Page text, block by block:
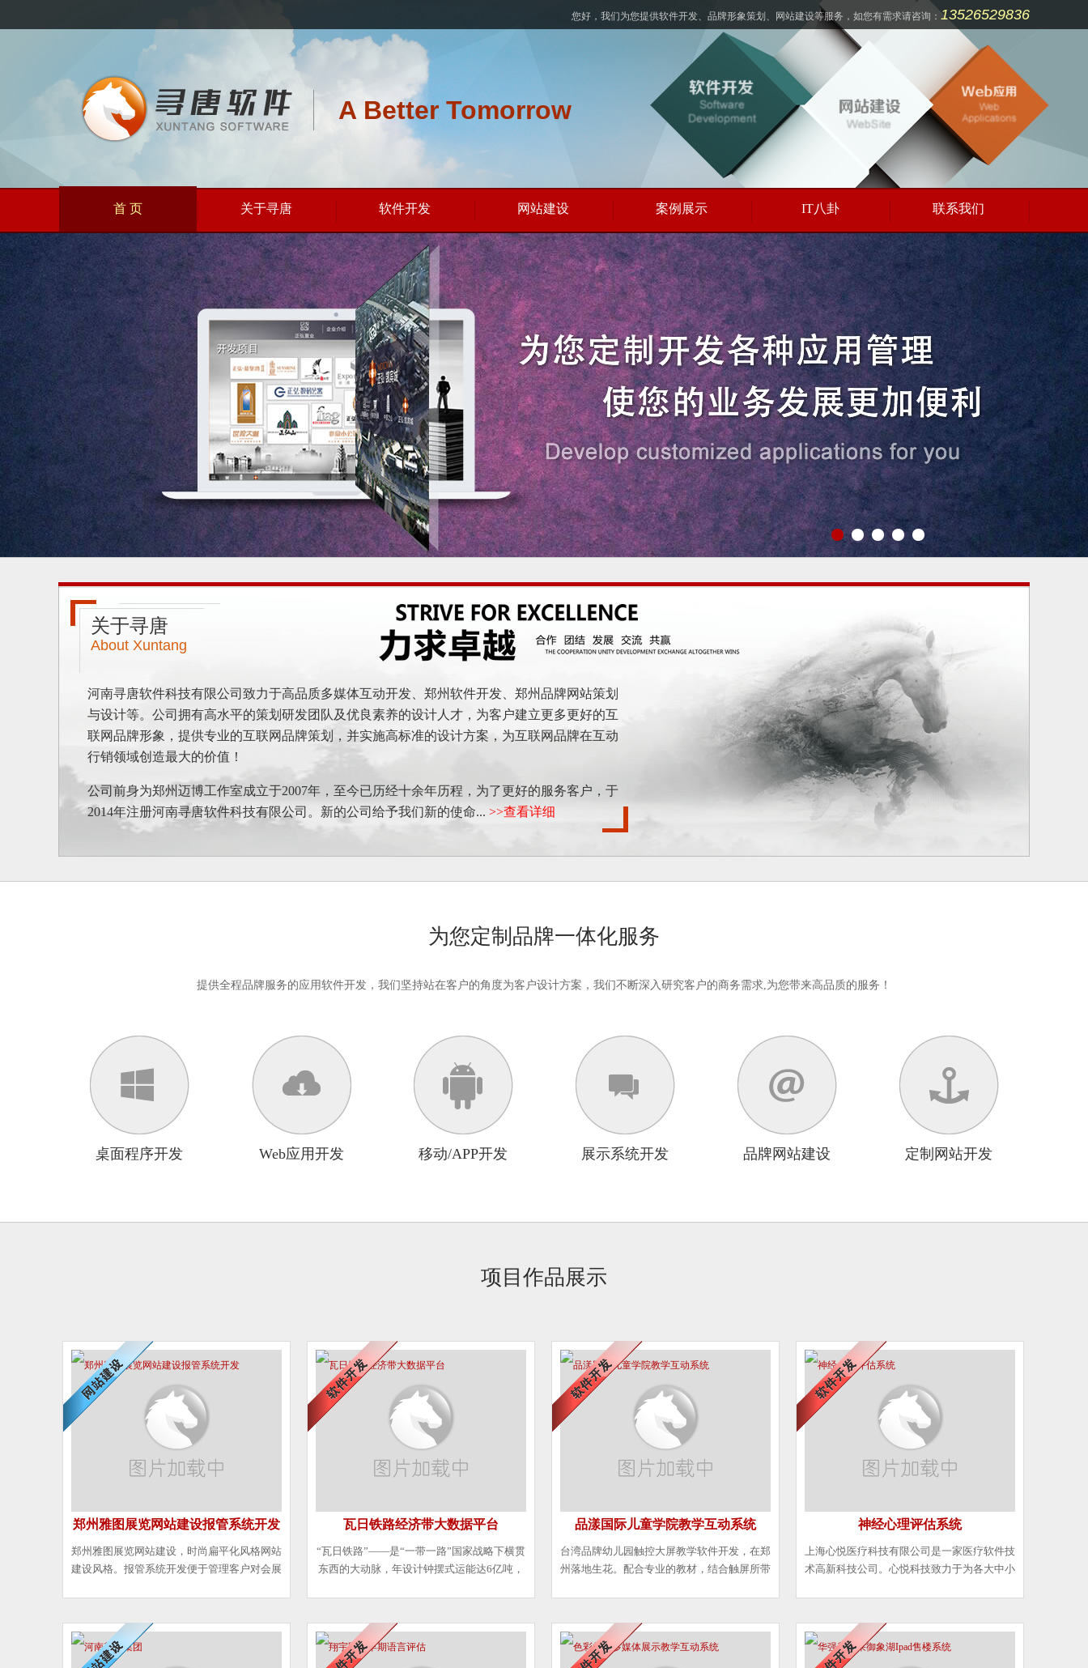
您好，我们为您提供软件开发、品牌形象策划、网站建设等服务，如您有需求请咨询： 13526529836
A Better Tomorrow
首 页 关于寻唐 软件开发 网站建设 案例展示 IT八卦 联系我们
关于寻唐
About Xuntang
河南寻唐软件科技有限公司致力于高品质多媒体互动开发、郑州软件开发、郑州品牌网站策划
与设计等。公司拥有高水平的策划研发团队及优良素养的设计人才，为客户建立更多更好的互
联网品牌形象，提供专业的互联网品牌策划，并实施高标准的设计方案，为互联网品牌在互动
行销领域创造最大的价值！
公司前身为郑州迈博工作室成立于2007年，至今已历经十余年历程，为了更好的服务客户，于
2014年注册河南寻唐软件科技有限公司。新的公司给予我们新的使命... >>查看详细
为您定制品牌一体化服务
提供全程品牌服务的应用软件开发，我们坚持站在客户的角度为客户设计方案，我们不断深入研究客户的商务需求,为您带来高品质的服务！
桌面程序开发 Web应用开发 移动/APP开发 展示系统开发 品牌网站建设 定制网站开发
项目作品展示
郑州雅图展览网站建设报管系统开发
郑州雅图展览网站建设，时尚扁平化风格网站
建设风格。报管系统开发便于管理客户对会展
瓦日铁路经济带大数据平台
“瓦日铁路”——是“一带一路”国家战略下横贯
东西的大动脉，年设计钟摆式运能达6亿吨，
杭大运河互联互通，形成了水路并举的运输网
络新格局，最终与日照港连接，运能纵横南北
品漾国际儿童学院教学互动系统
台湾品牌幼儿园触控大屏教学软件开发，在郑
州落地生花。配合专业的教材，结合触屏所带
神经心理评估系统
上海心悦医疗科技有限公司是一家医疗软件技
术高新科技公司。心悦科技致力于为各大中小
国内医疗行业最专业的心理测评系统供应商。